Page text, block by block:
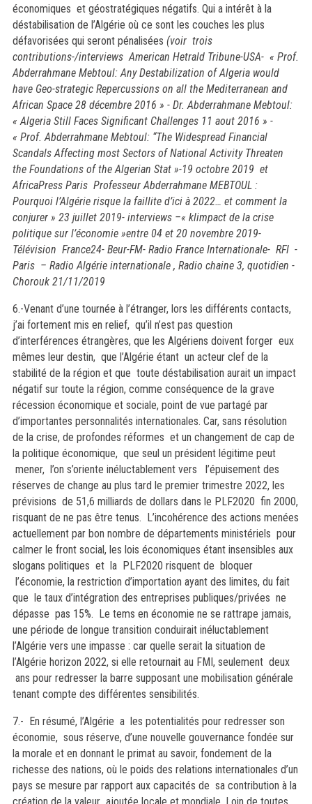
économiques et géostratégiques négatifs. Qui a intérêt à la
déstabilisation de l’Algérie où ce sont les couches les plus
défavorisées qui seront pénalisées (voir trois
contributions-/interviews American Hetrald Tribune-USA- « Prof.
Abderrahmane Mebtoul: Any Destabilization of Algeria would
have Geo-strategic Repercussions on all the Mediterranean and
African Space 28 décembre 2016 » - Dr. Abderrahmane Mebtoul:
« Algeria Still Faces Significant Challenges 11 aout 2016 » -
« Prof. Abderrahmane Mebtoul: “The Widespread Financial
Scandals Affecting most Sectors of National Activity Threaten
the Foundations of the Algerian Stat »-19 octobre 2019 et
AfricaPress Paris Professeur Abderrahmane MEBTOUL :
Pourquoi l’Algérie risque la faillite d’ici à 2022… et comment la
conjurer » 23 juillet 2019- interviews –« klimpact de la crise
politique sur l’économie »entre 04 et 20 novembre 2019-
Télévision France24- Beur-FM- Radio France Internationale- RFI -
Paris – Radio Algérie internationale , Radio chaine 3, quotidien -
Chorouk 21/11/2019
6.-Venant d’une tournée à l’étranger, lors les différents contacts,
j’ai fortement mis en relief, qu’il n’est pas question
d’interférences étrangères, que les Algériens doivent forger eux
mêmes leur destin, que l’Algérie étant un acteur clef de la
stabilité de la région et que toute déstabilisation aurait un impact
négatif sur toute la région, comme conséquence de la grave
récession économique et sociale, point de vue partagé par
d’importantes personnalités internationales. Car, sans résolution
de la crise, de profondes réformes et un changement de cap de
la politique économique, que seul un président légitime peut
mener, l’on s’oriente inéluctablement vers l’épuisement des
réserves de change au plus tard le premier trimestre 2022, les
prévisions de 51,6 milliards de dollars dans le PLF2020 fin 2000,
risquant de ne pas être tenus. L’incohérence des actions menées
actuellement par bon nombre de départements ministériels pour
calmer le front social, les lois économiques étant insensibles aux
slogans politiques et la PLF2020 risquent de bloquer
l’économie, la restriction d’importation ayant des limites, du fait
que le taux d’intégration des entreprises publiques/privées ne
dépasse pas 15%. Le tems en économie ne se rattrape jamais,
une période de longue transition conduirait inéluctablement
l’Algérie vers une impasse : car quelle serait la situation de
l’Algérie horizon 2022, si elle retournait au FMI, seulement deux
ans pour redresser la barre supposant une mobilisation générale
tenant compte des différentes sensibilités.
7.- En résumé, l’Algérie a les potentialités pour redresser son
économie, sous réserve, d’une nouvelle gouvernance fondée sur
la morale et en donnant le primat au savoir, fondement de la
richesse des nations, où le poids des relations internationales d’un
pays se mesure par rapport aux capacités de sa contribution à la